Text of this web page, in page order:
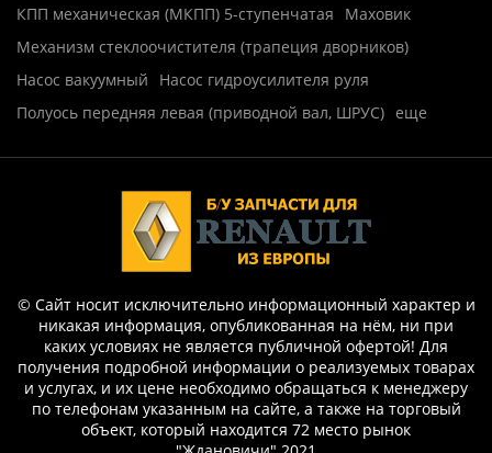
КПП механическая (МКПП) 5-ступенчатая
Маховик
Механизм стеклоочистителя (трапеция дворников)
Насос вакуумный
Насос гидроусилителя руля
Полуось передняя левая (приводной вал, ШРУС) еще
© Сайт носит исключительно информационный характер и
никакая информация, опубликованная на нём, ни при
каких условиях не является публичной офертой! Для
получения подробной информации о реализуемых товарах
и услугах, и их цене необходимо обращаться к менеджеру
по телефонам указанным на сайте, а также на торговый
объект, который находится 72 место рынок